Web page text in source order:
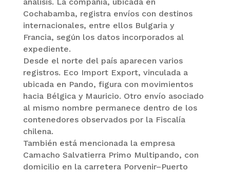
Cochabamba, registra envíos con destinos
internacionales, entre ellos Bulgaria y
Francia, según los datos incorporados al
expediente.
Desde el norte del país aparecen varios
registros. Eco Import Export, vinculada a
ubicada en Pando, figura con movimientos
hacia Bélgica y Mauricio. Otro envío asociado
al mismo nombre permanece dentro de los
contenedores observados por la Fiscalía
chilena.
También está mencionada la empresa
Camacho Salvatierra Primo Multipando, con
domicilio en la carretera Porvenir–Puerto